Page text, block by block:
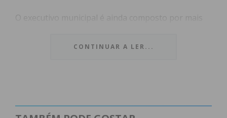
O executivo municipal é ainda composto por mais
Quer” (PSD/CDS-PP),CONTINUAR A LER...